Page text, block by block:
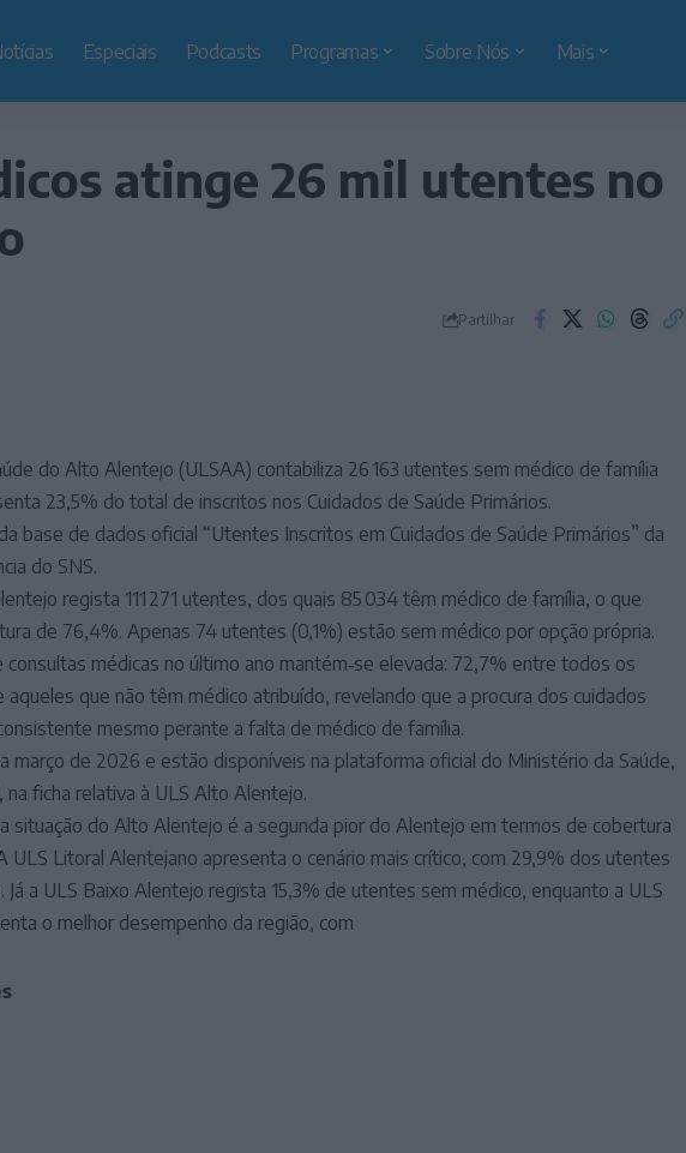
Especiais Podcasts Programas Sobre Nós Mais
atinge 26 mil utentes no
Partilhar
do Alto Alentejo (ULSAA) contabiliza 26 163 utentes sem médico de família
23,5% do total de inscritos nos Cuidados de Saúde Primários.
base de dados oficial “Utentes Inscritos em Cuidados de Saúde Primários” da
do SNS.
regista 111 271 utentes, dos quais 85 034 têm médico de família, o que
de 76,4%. Apenas 74 utentes (0,1%) estão sem médico por opção própria.
médicas no último ano mantém‑se elevada: 72,7% entre todos os
que não têm médico atribuído, revelando que a procura dos cuidados
mesmo perante a falta de médico de família.
março de 2026 e estão disponíveis na plataforma oficial do Ministério da Saúde,
na ficha relativa à ULS Alto Alentejo.
situação do Alto Alentejo é a segunda pior do Alentejo em termos de cobertura
ULS Litoral Alentejano apresenta o cenário mais crítico, com 29,9% dos utentes
Já a ULS Baixo Alentejo regista 15,3% de utentes sem médico, enquanto a ULS
o melhor desempenho da região, com